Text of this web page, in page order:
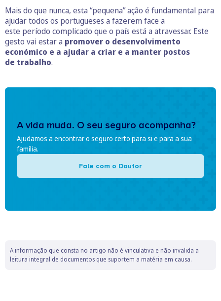
Mais do que nunca, esta “pequena” ação é fundamental para
ajudar todos os portugueses a fazerem face a
este período complicado que o país está a atravessar. Este
gesto vai estar a promover o desenvolvimento
económico e a ajudar a criar e a manter postos
de trabalho.
A vida muda. O seu seguro acompanha?
Ajudamos a encontrar o seguro certo para si e para a sua
família.
Fale com o Doutor
A informação que consta no artigo não é vinculativa e não invalida a
leitura integral de documentos que suportem a matéria em causa.